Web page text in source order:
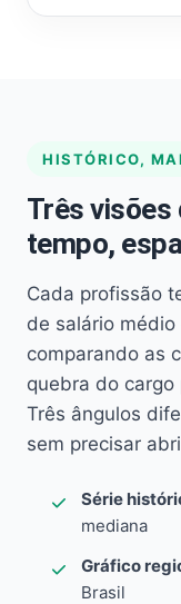
HISTÓRICO,
Três visões
tempo,
Cada profissão
de salário
comparando as
quebra do cargo
Três ângulos
sem precisar
Série
mediana
Gráfico
Brasil